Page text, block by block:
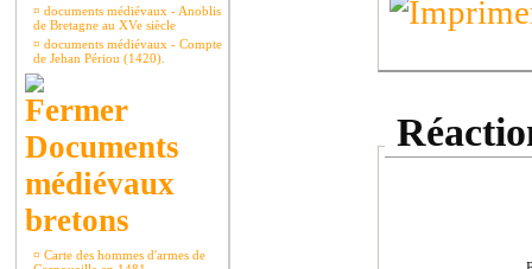
¤ documents médiévaux - Anoblis
de Bretagne au XVe siècle
¤ documents médiévaux - Compte
de Jehan Périou (1420).
Documents
médiévaux
bretons
¤ Carte des hommes d'armes de